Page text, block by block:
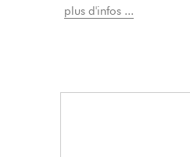
plus d'infos ...